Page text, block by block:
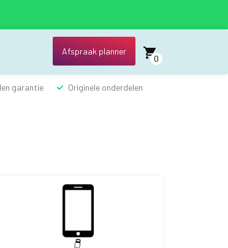
Afspraak planner
0
garantie Originele onderdelen